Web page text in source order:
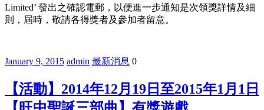
Limited’ 發出之確認電郵，以便進一步通知是次領獎詳情及細
則，屆時，敬請各得獎者及參加者留意。
January 9, 2015 admin 最新消息 0
【活動】2014年12月19日至2015年1月1日